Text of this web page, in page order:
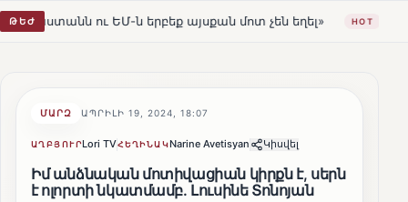
ԹԵԺ
երբեք այսքան մոտ չեն եղել» HOT Լեռնահովիտի Սուրբ
ՄԱՐԶ ԱՊՐԻԼԻ 19, 2024, 18:07
ԱՂԲՅՈՒՐLori TVՀԵՂԻՆԱԿNarine Avetisyan Կիսվել
Իմ անձնական մոտիվացիան կիրքն է, սերն
է ոլորտի նկատմամբ. Լուսինե Տոնոյան